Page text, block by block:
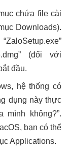
chứa file cài
Downloads).
(đối với
đầu.
hệ thống có
dụng này thực
không?”.
bạn có thể
Applications.